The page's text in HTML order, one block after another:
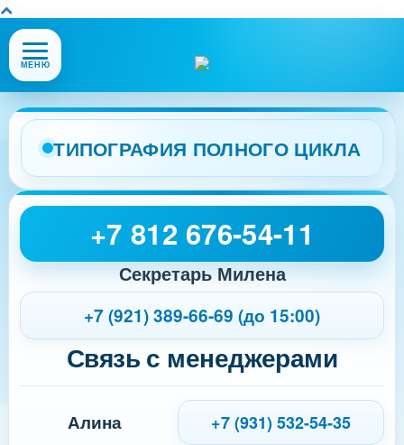
Открыть
или
меню
сайта
МЕНЮ
ТИПОГРАФИЯ ПОЛНОГО ЦИКЛА
+7 812 676-54-11
Секретарь Милена
+7 (921) 389-66-69 (до 15:00)
Связь с менеджерами
Алина +7 (931) 532-54-35